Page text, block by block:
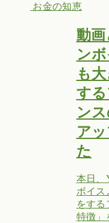
お金の知恵
動画
ン
も
す
ン
ア
た
本日、
ボイス
をする
特徴」